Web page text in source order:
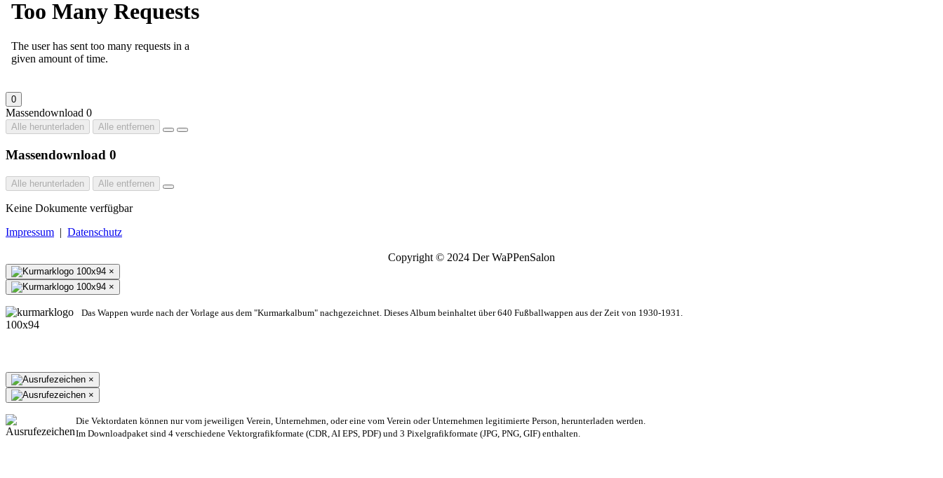
0
Massendownload 0
Alle herunterladen Alle entfernen
Massendownload 0
Alle herunterladen Alle entfernen
Keine Dokumente verfügbar
Impressum | Datenschutz
Copyright © 2024 Der WaPPenSalon
×
×
Das Wappen wurde nach der Vorlage aus dem "Kurmarkalbum" nachgezeichnet. Dieses Album beinhaltet über 640 Fußballwappen aus der Zeit von 1930-1931.
×
×
Die Vektordaten können nur vom jeweiligen Verein, Unternehmen, oder eine vom Verein oder Unternehmen legitimierte Person, herunterladen werden.
Im Downloadpaket sind 4 verschiedene Vektorgrafikformate (CDR, AI EPS, PDF) und 3 Pixelgrafikformate (JPG, PNG, GIF) enthalten.